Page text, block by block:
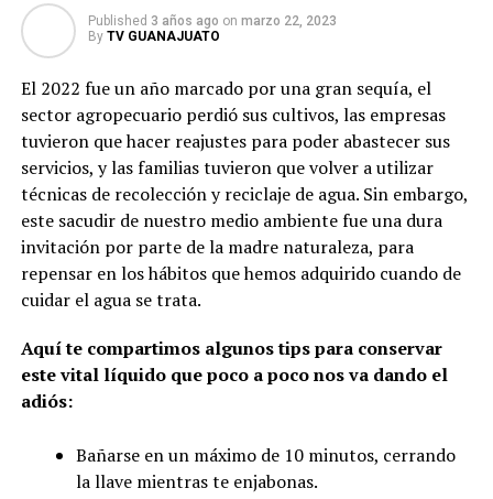
Published 3 años ago on marzo 22, 2023
By TV GUANAJUATO
El 2022 fue un año marcado por una gran sequía, el
sector agropecuario perdió sus cultivos, las empresas
tuvieron que hacer reajustes para poder abastecer sus
servicios, y las familias tuvieron que volver a utilizar
técnicas de recolección y reciclaje de agua. Sin embargo,
este sacudir de nuestro medio ambiente fue una dura
invitación por parte de la madre naturaleza, para
repensar en los hábitos que hemos adquirido cuando de
cuidar el agua se trata.
Aquí te compartimos algunos tips para conservar
este vital líquido que poco a poco nos va dando el
adiós:
Bañarse en un máximo de 10 minutos, cerrando
la llave mientras te enjabonas.